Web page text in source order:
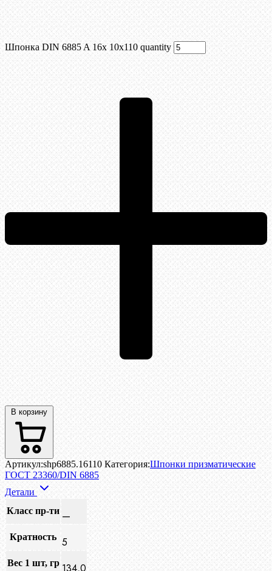
Шпонка DIN 6885 A 16x 10x110 quantity
В корзину
Артикул:shp6885.16110 Категория:Шпонки призматические
ГОСТ 23360/DIN 6885
Детали
Класс пр-ти —
Кратность 5
Вес 1 шт, гр